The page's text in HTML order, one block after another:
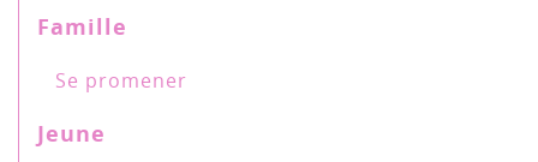
Famille
Se promener
Jeune